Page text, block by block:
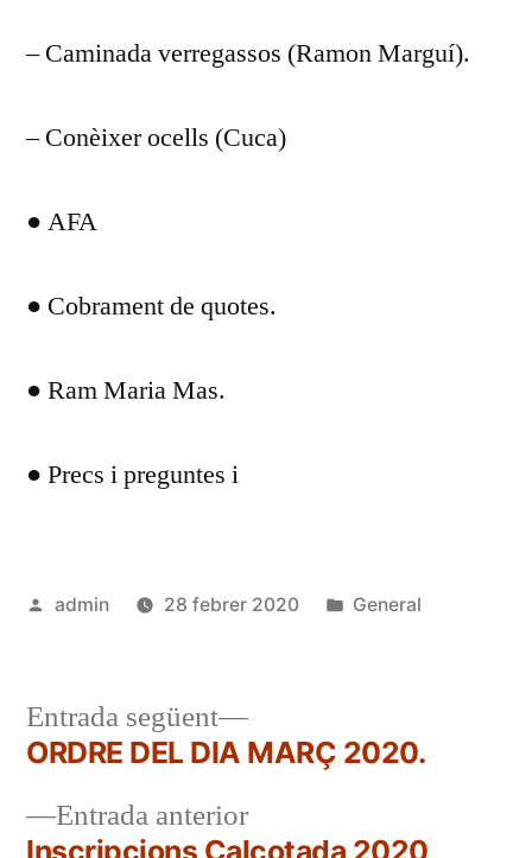
– Caminada verregassos (Ramon Marguí).
– Conèixer ocells (Cuca)
● AFA
● Cobrament de quotes.
● Ram Maria Mas.
● Precs i preguntes i
Publicat
admin 28 febrer 2020
Publicat
General
Navegació
d'entrades
Entrada anteriorEntrada
anterior:
Inscripcions Calçotada 2020
Entrada següent
Entrada
següent:
ORDRE DEL DIA MARÇ 2020.